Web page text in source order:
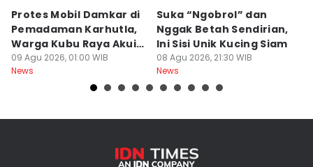
Protes Mobil Damkar di
Pemadaman Karhutla,
Warga Kubu Raya Akui
Khilaf
09 Agu 2026, 01:00 WIB
News
Suka “Ngobrol” dan
Nggak Betah Sendirian,
Ini Sisi Unik Kucing Siam
08 Agu 2026, 21:30 WIB
News